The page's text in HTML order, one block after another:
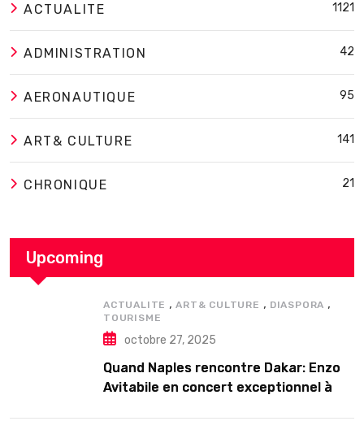
ACTUALITE 1121
ADMINISTRATION 42
AERONAUTIQUE 95
ART& CULTURE 141
CHRONIQUE 21
Upcoming
ACTUALITE ,ART& CULTURE , DIASPORA ,
TOURISME
octobre 27, 2025
Quand Naples rencontre Dakar: Enzo
Avitabile en concert exceptionnel à